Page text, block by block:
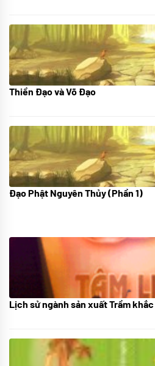
30/11/2022
Thiền Đạo và Võ Đạo
08/06/2022
Đạo Phật Nguyên Thủy (Phần 1)
21/10/2025
Lịch sử ngành sản xuất Trầm